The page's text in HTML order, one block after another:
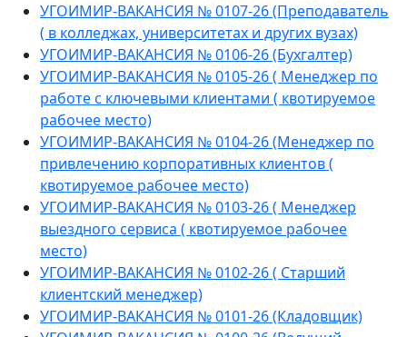
УГОИМИР-ВАКАНСИЯ № 0107-26 (Преподаватель
( в колледжах, университетах и других вузах)
УГОИМИР-ВАКАНСИЯ № 0106-26 (Бухгалтер)
УГОИМИР-ВАКАНСИЯ № 0105-26 ( Менеджер по
работе с ключевыми клиентами ( квотируемое
рабочее место)
УГОИМИР-ВАКАНСИЯ № 0104-26 (Менеджер по
привлечению корпоративных клиентов (
квотируемое рабочее место)
УГОИМИР-ВАКАНСИЯ № 0103-26 ( Менеджер
выездного сервиса ( квотируемое рабочее
место)
УГОИМИР-ВАКАНСИЯ № 0102-26 ( Старший
клиентский менеджер)
УГОИМИР-ВАКАНСИЯ № 0101-26 (Кладовщик)